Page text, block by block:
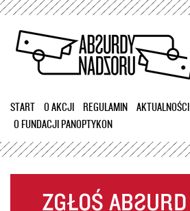
Przejdź
treści
START O AKCJI REGULAMIN
AKTUALNOŚCI
O FUNDACJI PANOPTYKON